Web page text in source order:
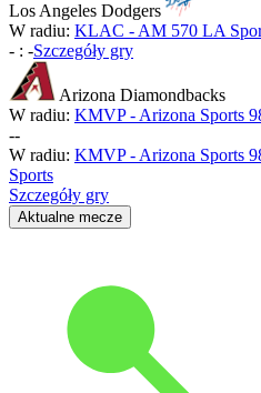
Los Angeles Dodgers
W radiu: KLAC - AM 570 LA
- : -Szczegóły gry
Arizona Diamondbacks
W radiu: KMVP - Arizona Sports
--
W radiu: KMVP - Arizona Sports
Sports
Szczegóły gry
Aktualne mecze